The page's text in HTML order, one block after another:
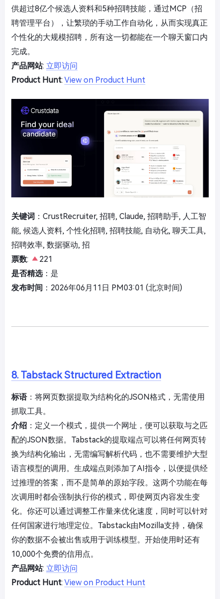
供超过8亿个候选人资料和5种招聘技能，通过MCP（招
聘管理平台），让繁琐的手动工作自动化，从而实现真正
个性化的大规模招聘，所有这一切都能在一个聊天窗口内
完成。
产品网站: 立即访问
Product Hunt: View on Product Hunt
关键词 ：CrustRecruiter, 招聘, Claude, 招聘助手, 人工智
能, 候选人资料, 个性化招聘, 招聘技能, 自动化, 聊天工具,
招聘效率, 数据驱动, 招
票数:
221
是否精选：是
发布时间 ：2026年06月11日 PM03:01 (北京时间)
8. Tabstack Structured Extraction
标语：将网页数据提取为结构化的JSON格式，无需使用
抓取工具。
介绍 ：定义一个模式，提供一个网址，便可以获取与之匹
配的JSON数据。Tabstack的提取端点可以将任何网页转
换为结构化输出，无需编写解析代码，也不需要维护大型
语言模型的调用。生成端点则添加了AI指令，以便提供经
过推理的答案，而不是简单的原始字段。这两个功能在每
次调用时都会强制执行你的模式，即使网页内容发生变
化。你还可以通过调整工作量来优化速度，同时可以针对
任何国家进行地理定位。Tabstack由Mozilla支持，确保
你的数据不会被出售或用于训练模型。开始使用时还有
10,000个免费的信用点。
产品网站: 立即访问
Product Hunt: View on Product Hunt